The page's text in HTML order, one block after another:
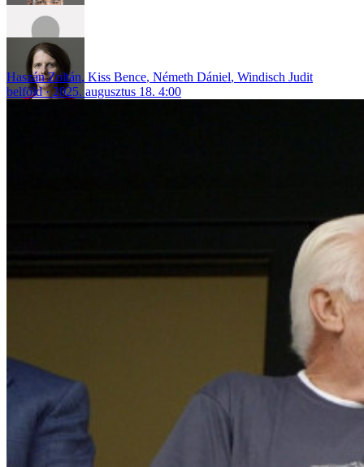
Haszán Zoltán, Kiss Bence, Németh Dániel, Windisch Judit
belföld
2025. augusztus 18. 4:00